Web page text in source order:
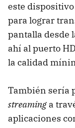
este dispositivo
para lograr
pantalla desde
ahí al puerto
la calidad
También sería
streaming a
aplicaciones